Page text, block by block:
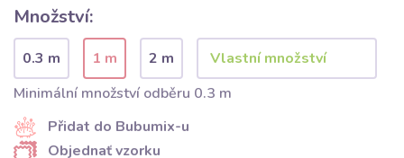
Množství:
0.3 m 1 m
2 m
Minimální množství odběru 0.3 m
Přidat do Bubumix-u
Objednať vzorku